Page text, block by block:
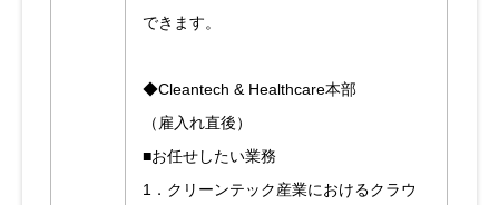
できます。
◆Cleantech & Healthcare本部
（雇入れ直後）
■お任せしたい業務
1．クリーンテック産業におけるクラウ